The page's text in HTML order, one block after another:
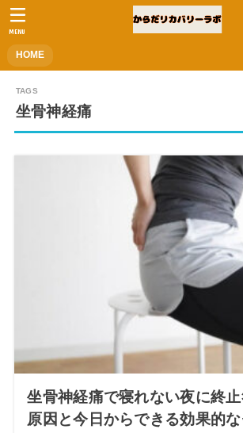
HOME
MENU
坐骨神経痛
坐骨神経痛で寝れない夜に終
原因と今日からできる効果的